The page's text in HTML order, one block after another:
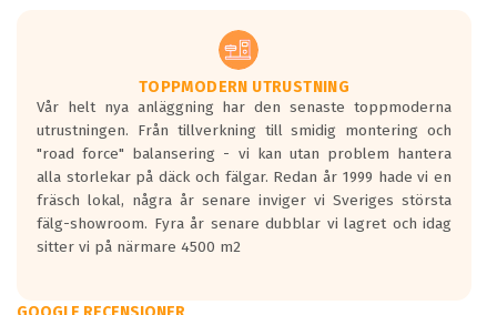
TOPPMODERN UTRUSTNING
Vår helt nya anläggning har den senaste toppmoderna
utrustningen. Från tillverkning till smidig montering och
"road force" balansering - vi kan utan problem hantera
alla storlekar på däck och fälgar. Redan år 1999 hade vi en
fräsch lokal, några år senare inviger vi Sveriges största
fälg-showroom. Fyra år senare dubblar vi lagret och idag
sitter vi på närmare 4500 m2